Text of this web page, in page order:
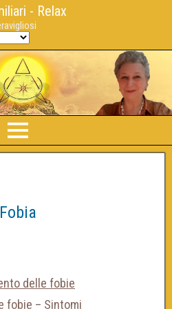
- Relax
Fobia
delle fobie
fobie – Sintomi